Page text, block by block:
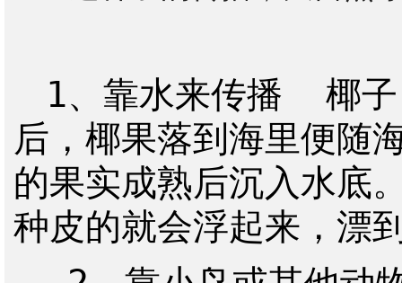
1、靠水来传播  椰
后，椰果落到海里便随
的果实成熟后沉入水底
种皮的就会浮起来，漂